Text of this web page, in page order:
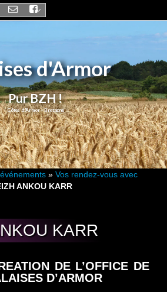
d'Armor
Pur BZH !
» Vos rendez-vous avec
ANKOU KARR
KARR
DE L’OFFICE DE
D’ARMOR